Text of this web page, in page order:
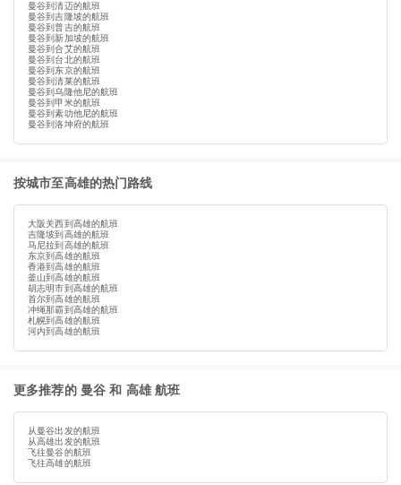
曼谷到清迈的航班
曼谷到吉隆坡的航班
曼谷到普吉的航班
曼谷到新加坡的航班
曼谷到合艾的航班
曼谷到台北的航班
曼谷到东京的航班
曼谷到清莱的航班
曼谷到乌隆他尼的航班
曼谷到甲米的航班
曼谷到素叻他尼的航班
曼谷到洛坤府的航班
按城市至高雄的热门路线
大阪关西到高雄的航班
吉隆坡到高雄的航班
马尼拉到高雄的航班
东京到高雄的航班
香港到高雄的航班
釜山到高雄的航班
胡志明市到高雄的航班
首尔到高雄的航班
冲绳那霸到高雄的航班
札幌到高雄的航班
河内到高雄的航班
更多推荐的 曼谷 和 高雄 航班
从曼谷出发的航班
从高雄出发的航班
飞往曼谷的航班
飞往高雄的航班